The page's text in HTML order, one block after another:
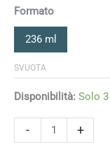
Formato
236 ml
SVUOTA
Disponibilità: Solo
-
Basketball
quantità
+